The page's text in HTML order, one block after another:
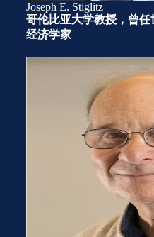
Joseph E. Stiglitz
哥伦比亚大学教授，曾
经济学家